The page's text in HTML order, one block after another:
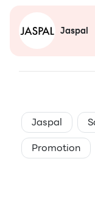
Jaspal
Jaspal
Promotion